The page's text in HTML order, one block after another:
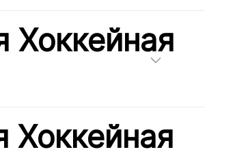
Хоккейная
Хоккейная